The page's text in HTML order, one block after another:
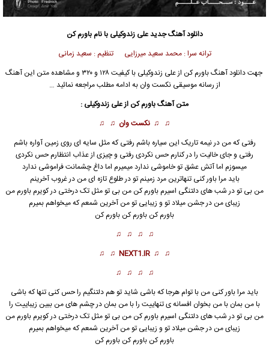
دانلود آهنگ جدیدعلی زندوکیلی با نام باورم کن
ترانه سرا : محمد سعید میرزایی تنظیم : سعید زمانی
جهت دانلود آهنگ باورم کن ازعلی زندوکیلی
با کیفیت ۱۲۸ و ۳۲۰ و مشاهده متن این آهنگ
از رسانه موسیقی نکست وان به ادامه مطلب مراجعه نمائید …
متن آهنگ باورم کن ازعلی زندوکیلی :
♫ ♫ نکست وان ♫ ♫
رفتی که من در نیمه تاریک این سیاره باشم رفتی که مثل سایه ای روی زمین آواره باشم
رفتی و جای خالیت را در کنارم حس نکردی رفتی و چیزی از عذاب انتظارم حس نکردی
میسوزم اما آتش عشق تو خاموشی ندارد میمیرم اما داغ چشمانت فراموشی ندارد
باید مرا باور کنی تنهاترین مرد زمینم تو در طلوع تازه ای من در غروب آخرینم
من بی تو در شب های دلتنگی اسیرم باورم کن من بی تو مثل تک درختی در کویرم باورم من
زیبای من در جشن میلاد تو و زیبایی تو من آخرین شمعم که میخواهم بمیرم
باورم کن باورم کن باورم کن
♫ ♫ ♫ ♫
♫ ♫
NEXT1.IR
♫ ♫
♫ ♫ ♫ ♫
باید مرا باور کنی من با توام هرجا که باشی شاید تو هم دلتنگیم را حس کنی تنها که باشی
با من بمان با من بخوان افسانه ی تنهاییت را با من بمان در چشم های من ببین زیباییت را
من بی تو در شب های دلتنگی اسیرمباورم کن من بی تو مثل تک درختی در کویرم باورم من
زیبای من در جشن میلاد تو و زیبایی تو من آخرین شمعم که میخواهم بمیرم
باورم کن باورم کن باورم کن